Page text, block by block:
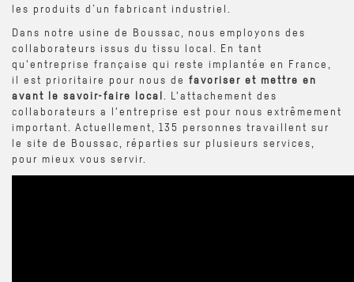
les produits d’un fabricant industriel.
Dans notre usine de Boussac, nous employons des
collaborateurs issus du tissu local. En tant
qu'entreprise française qui reste implantée en France,
il est prioritaire pour nous de favoriser et mettre en
avant le savoir-faire local . L'attachement des
collaborateurs a l'entreprise est pour nous extrêmement
important. Actuellement, 135 personnes travaillent sur
le site de Boussac, réparties sur plusieurs services,
pour mieux vous servir.